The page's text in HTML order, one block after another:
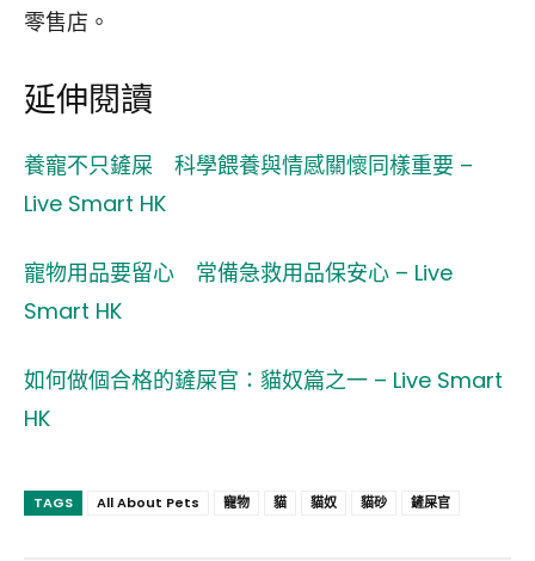
零售店。
延伸閱讀
養寵不只鏟屎 科學餵養與情感關懷同樣重要 –
Live Smart HK
寵物用品要留心 常備急救用品保安心 – Live
Smart HK
如何做個合格的鏟屎官：貓奴篇之一 – Live Smart
HK
TAGS All About Pets 寵物 貓 貓奴 貓砂 鏟屎官